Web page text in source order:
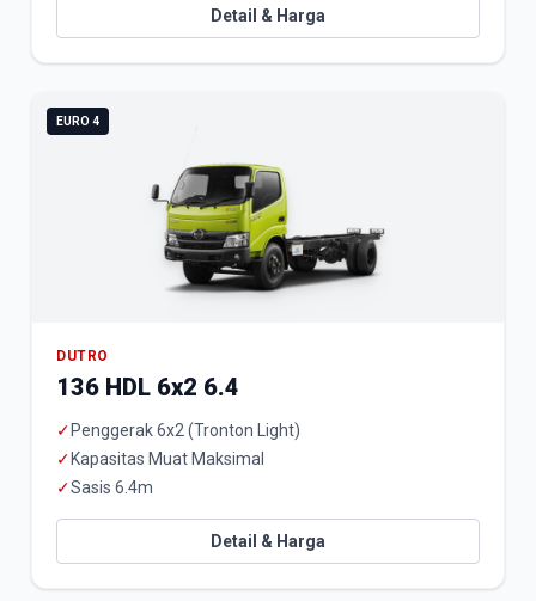
Detail & Harga
EURO 4
DUTRO
136 HDL 6x2 6.4
✓ Penggerak 6x2 (Tronton Light)
✓ Kapasitas Muat Maksimal
✓Sasis 6.4m
Detail & Harga